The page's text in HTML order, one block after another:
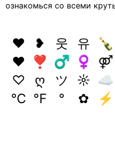
ознакомься со всеми
❤ ❥ 웃 유 🍾
♥
❣ ♂ ♀ ⚤
♡
ღ ツ ☼ ☁
℃ ℉ ° ✿ ⚡